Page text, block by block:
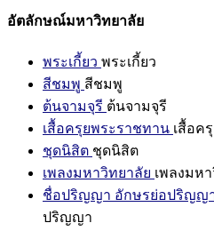
อัตลักษณ์มหาวิทยาลัย
พระเกี้ยว พระเกี้ยว
สีชมพู สีชมพู
ต้นจามจุรี ต้นจามจุรี
เสื้อครุยพระราชทาน เสื้อค
ชุดนิสิต ชุดนิสิต
เพลงมหาวิทยาลัย เพลงมห
ชื่อปริญญา อักษรย่อปริญญ
ปริญญา